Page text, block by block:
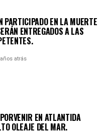
PARTICIPADO EN LA MUERTE
ENTREGADOS A LAS
atrás
EN ATLANTIDA
OLEAJE DEL MAR.